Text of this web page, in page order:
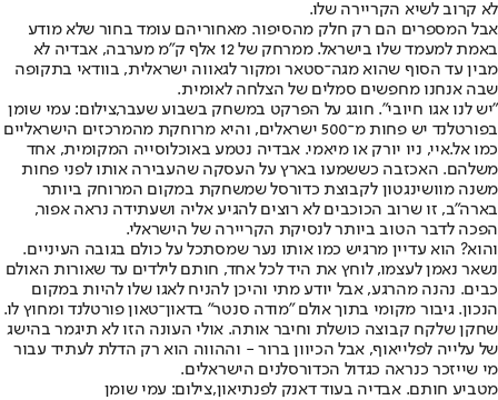
לא קרוב לשיא הקריירה שלו.
אבל המספרים הם רק חלק מהסיפור. מאחוריהם עומד בחור שלא מודע
באמת למעמד שלו בישראל. ממרחק של 12 אלף ק"מ מערבה, אבדיה לא
מבין עד הסוף שהוא מגה־סטאר ומקור לגאווה ישראלית, בוודאי בתקופה
שבה אנחנו מחפשים סמלים של הצלחה לאומית.
"יש לנו אגו חיובי". חוגג על הפרקט במשחק בשבוע שעבר,צילום: עמי שומן
בפורטלנד יש פחות מ־500 ישראלים, והיא מרוחקת מהמרכזים הישראליים
כמו אל.איי, ניו יורק או מיאמי. אבדיה נטמע באוכלוסייה המקומית, אחד
משלהם. האכזבה כששמעו בארץ על העסקה שהעבירה אותו לפני פחות
משנה מוושינגטון לקבוצת כדורסל שמשחקת במקום המרוחק ביותר
בארה"ב, זו שרוב הכוכבים לא רוצים להגיע אליה ושעתידה נראה אפור,
הפכה לדבר הטוב ביותר לנסיקת הקריירה של הישראלי.
והוא? הוא עדיין מרגיש כמו אותו נער שמסתכל על כולם בגובה העיניים.
נשאר נאמן לעצמו, לוחץ את היד לכל אחד, חותם לילדים עד שאורות האולם
כבים. נהנה מהרגע, אבל יודע מתי והיכן להניח לאגו שלו להיות במקום
הנכון. גיבור מקומי בתוך אולם "מודה סנטר" בדאון־טאון פורטלנד ומחוץ לו.
שחקן שלקח קבוצה כושלת וחיבר אותה. אולי העונה הזו לא תיגמר בהישג
של עלייה לפלייאוף, אבל הכיוון ברור - וההווה הוא רק הדלת לעתיד עבור
מי שייזכר כנראה כגדול הכדורסלנים הישראלים.
מטביע חותם. אבדיה בעוד דאנק לפנתיאון,צילום: עמי שומן